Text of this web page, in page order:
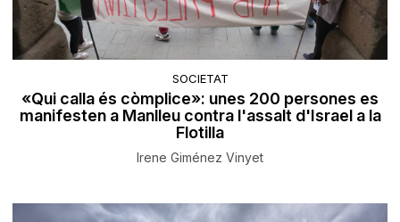
SOCIETAT
«Qui calla és còmplice»: unes 200 persones es
manifesten a Manlleu contra l'assalt d'Israel a la
Flotilla
Irene Giménez Vinyet